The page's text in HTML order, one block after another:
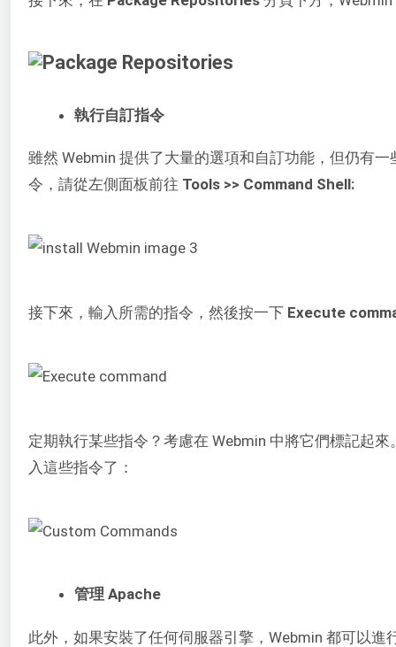
執行自訂指令
雖然 Webmin 提供了大量的選項和自訂功能，但仍有
令，請從左側面板前往 Tools >> Command Shell:
接下來，輸入所需的指令，然後按一下 Execute
定期執行某些指令？考慮在 Webmin 中將它們標記起
入這些指令了：
管理 Apache
此外，如果安裝了任何伺服器引擎，Webmin 都可以